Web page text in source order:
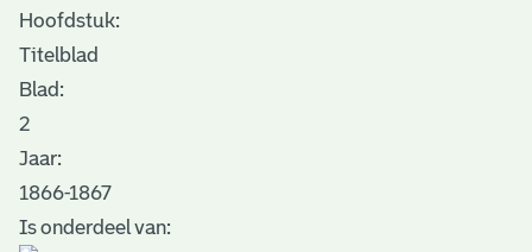
Hoofdstuk:
Titelblad
Blad:
2
Jaar:
1866-1867
Is onderdeel van: